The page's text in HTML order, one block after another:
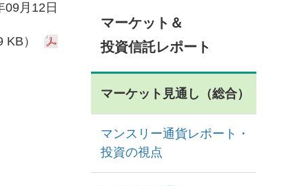
09月12日
）
マーケット＆
投資信託レポート
マーケット見通し（総合）
マンスリー通貨レポート・
投資の視点